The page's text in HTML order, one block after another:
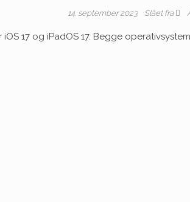
14. september 2023 Slået fra
17 og iPadOS 17. Begge